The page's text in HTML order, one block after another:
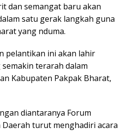
dan semangat baru akan
satu gerak langkah guna
yang nduma.
pelantikan ini akan lahir
terarah dalam
Kabupaten Pakpak Bharat,
diantaranya Forum
turut menghadiri acara